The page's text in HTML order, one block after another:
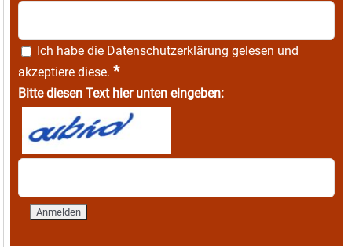
Ich habe die Datenschutzerklärung gelesen und
akzeptiere diese. *
Bitte diesen Text hier unten eingeben: